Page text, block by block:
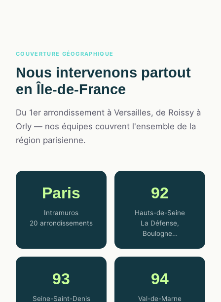
COUVERTURE GÉOGRAPHIQUE
Nous intervenons partout
en Île-de-France
Du 1er arrondissement à Versailles, de Roissy à
Orly — nos équipes couvrent l'ensemble de la
région parisienne.
Paris
Intramuros
20 arrondissements
92
Hauts-de-Seine
La Défense,
Boulogne…
93
Seine-Saint-Denis
94
Val-de-Marne